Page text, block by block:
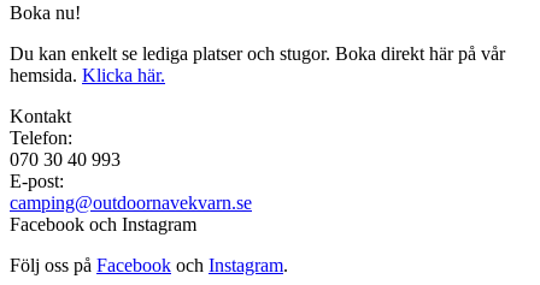
Boka nu!
Du kan enkelt se lediga platser och stugor. Boka direkt här på vår
hemsida. Klicka här.
Kontakt
Telefon:
070 30 40 993
E-post:
camping@outdoornavekvarn.se
Facebook och Instagram
Följ oss på Facebook och Instagram.